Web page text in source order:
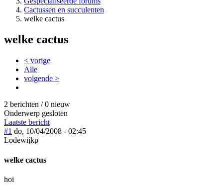
Cactussen en succulenten
welke cactus
welke cactus
< vorige
Alle
volgende >
2 berichten / 0 nieuw
Onderwerp gesloten
Laatste bericht
#1 do, 10/04/2008 - 02:45
Lodewijkp
welke cactus
hoi